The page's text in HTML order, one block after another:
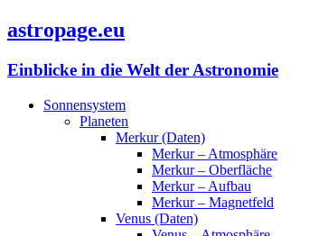
astropage.eu
Einblicke in die Welt der Astronomie
Sonnensystem
Planeten
Merkur (Daten)
Merkur – Atmosphäre
Merkur – Oberfläche
Merkur – Aufbau
Merkur – Magnetfeld
Venus (Daten)